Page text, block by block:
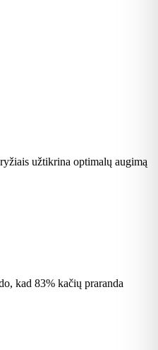
užtikrina optimalų augimą
kad 83% kačių praranda